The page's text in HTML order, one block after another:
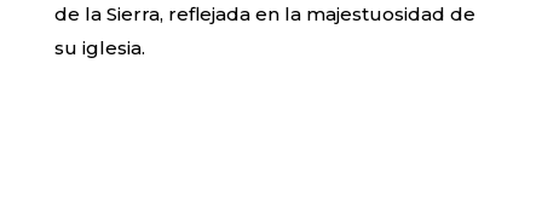
de la Sierra, reflejada en la majestuosidad de
su iglesia.